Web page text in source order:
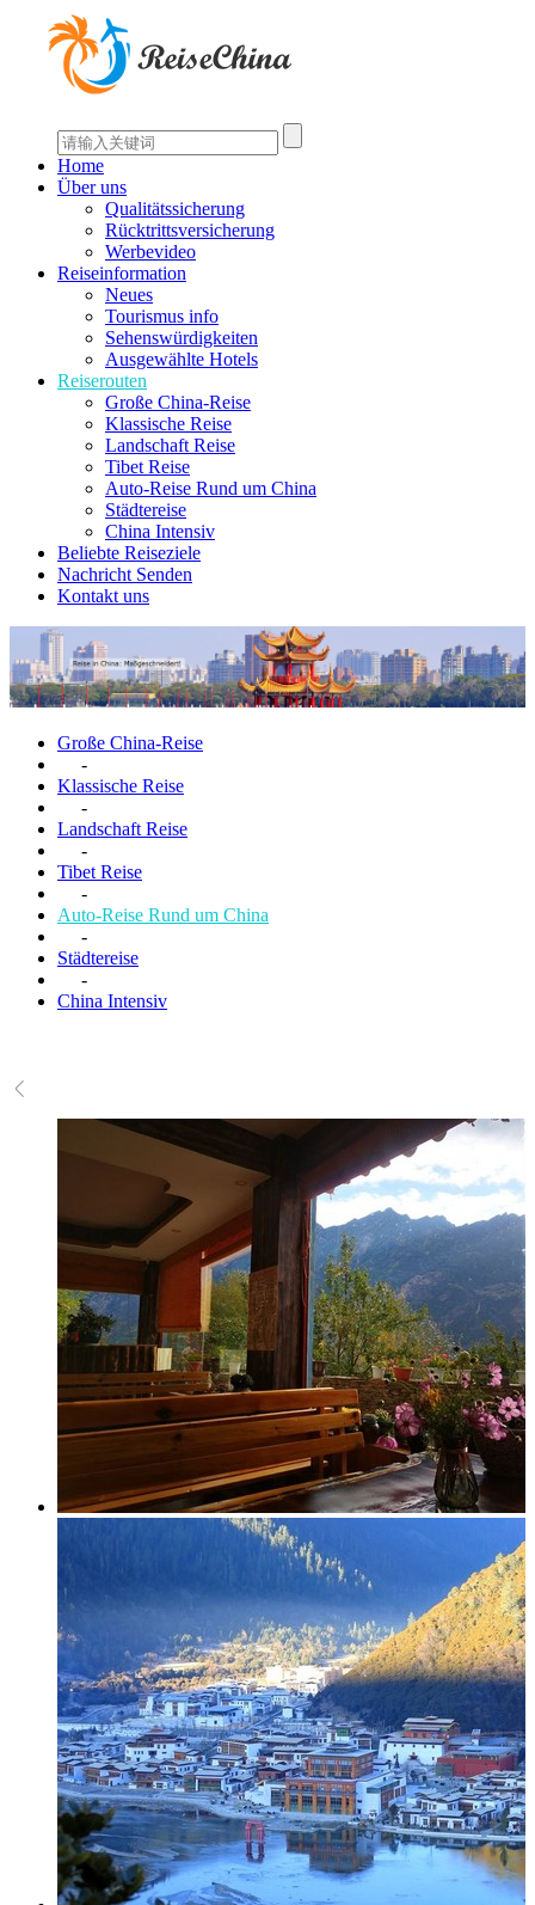
Home
Über uns
Qualitätssicherung
Rücktrittsversicherung
Werbevideo
Reiseinformation
Neues
Tourismus info
Sehenswürdigkeiten
Ausgewählte Hotels
Reiserouten
Große China-Reise
Klassische Reise
Landschaft Reise
Tibet Reise
Auto-Reise Rund um China
Städtereise
China Intensiv
Beliebte Reiseziele
Nachricht Senden
Kontakt uns
Große China-Reise
-
Klassische Reise
-
Landschaft Reise
-
Tibet Reise
-
Auto-Reise Rund um China
-
Städtereise
-
China Intensiv